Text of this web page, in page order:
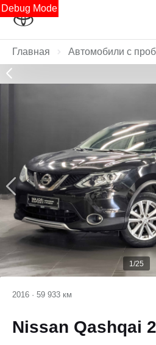
Debug Mode
Главная Автомобили с
1/25
2016 · 59 933 км
Nissan Qashqai